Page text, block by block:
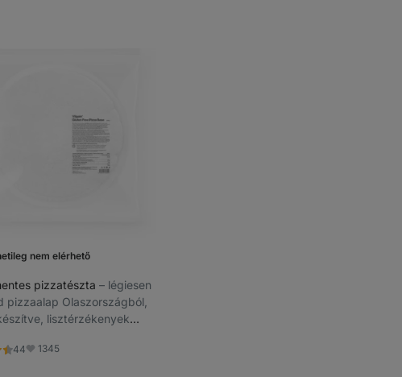
nem elérhető
pizzatészta ⁠–⁠ légiesen
pizzaalap Olaszországból,
lisztérzékenyek
is alkalmas
44 Kedvencek
1345